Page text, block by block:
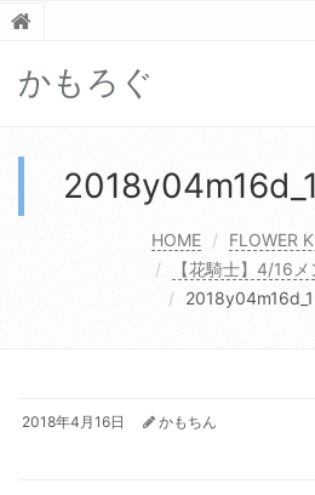
かもろぐ
HOME
FLOWER
【花騎士】4/16メ
2018年4月16日 かもちん